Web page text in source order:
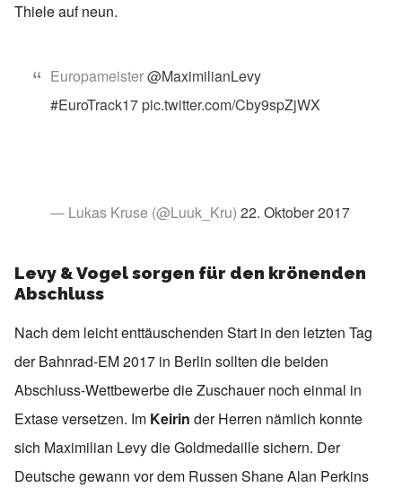
Thiele auf neun.
Europameister@MaximilianLevy
#EuroTrack17pic.twitter.com/Cby9spZjWX
— Lukas Kruse (@Luuk_Kru) 22. Oktober 2017
Levy & Vogel sorgen für den krönenden
Abschluss
Nach dem leicht enttäuschenden Start in den letzten Tag
der Bahnrad-EM 2017 in Berlin sollten die beiden
Abschluss-Wettbewerbe die Zuschauer noch einmal in
Extase versetzen. Im Keirin der Herren nämlich konnte
sich Maximilian Levy die Goldmedaille sichern. Der
Deutsche gewann vor dem Russen Shane Alan Perkins